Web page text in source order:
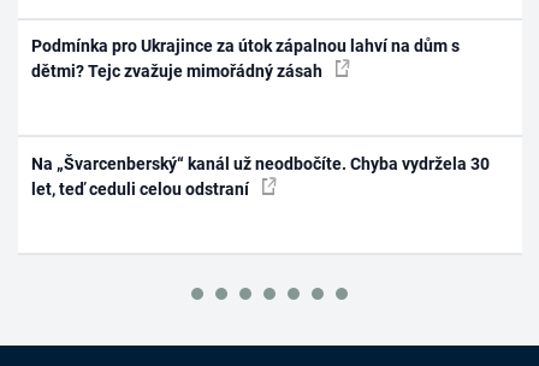
Podmínka pro Ukrajince za útok zápalnou lahví na dům s
dětmi? Tejc zvažuje mimořádný zásah
Na „Švarcenberský“ kanál už neodbočíte. Chyba vydržela 30
let, teď ceduli celou odstraní